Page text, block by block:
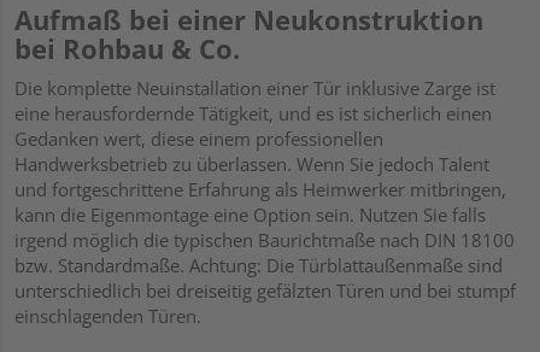
Aufmaß bei einer Neukonstruktion
bei Rohbau & Co.
Die komplette Neuinstallation einer Tür inklusive Zarge ist
eine herausfordernde Tätigkeit, und es ist sicherlich einen
Gedanken wert, diese einem professionellen
Handwerksbetrieb zu überlassen. Wenn Sie jedoch Talent
und fortgeschrittene Erfahrung als Heimwerker mitbringen,
kann die Eigenmontage eine Option sein. Nutzen Sie falls
irgend möglich die typischen Baurichtmaße nach DIN 18100
bzw. Standardmaße. Achtung: Die Türblattaußenmaße sind
unterschiedlich bei dreiseitig gefälzten Türen und bei stumpf
einschlagenden Türen.